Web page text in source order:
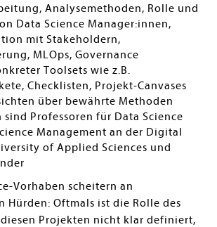
Analysemethoden, Rolle und
Data Science Manager:innen,
mit Stakeholdern,
MLOps, Governance
Toolsets wie z.B.
Checklisten, Projekt-Canvases
über bewährte Methoden
sind Professoren für Data Science
Management an der Digital
of Applied Sciences und
Vorhaben scheitern an
Hürden: Oftmals ist die Rolle des
Projekten nicht klar definiert,